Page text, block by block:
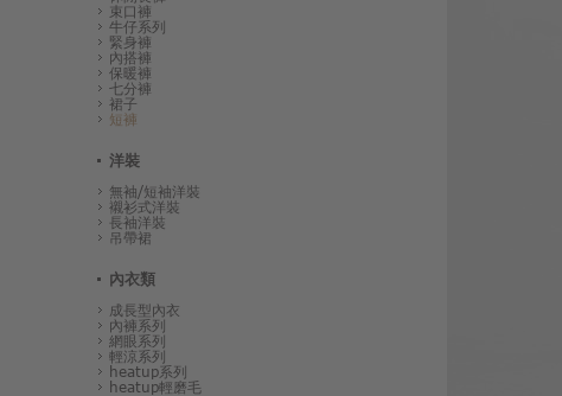
束口褲
牛仔系列
緊身褲
內搭褲
保暖褲
七分褲
裙子
短褲
洋裝
無袖/短袖洋裝
襯衫式洋裝
長袖洋裝
吊帶裙
內衣類
成長型內衣
內褲系列
網眼系列
輕涼系列
heatup系列
heatup輕磨毛